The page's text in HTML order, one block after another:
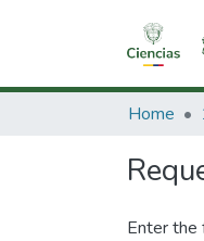
Home
Enter the